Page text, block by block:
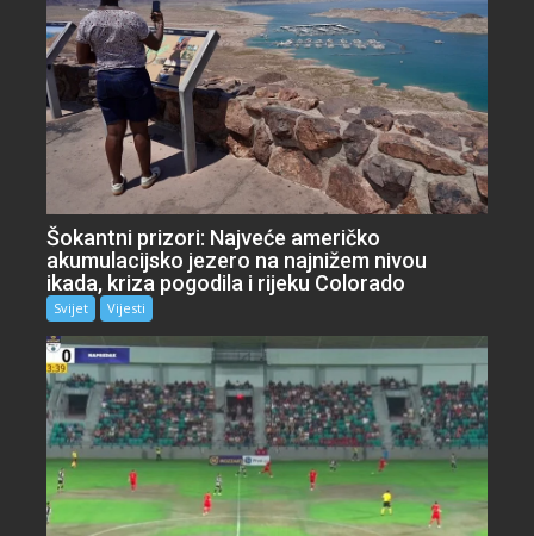
Šokantni prizori: Najveće američko
akumulacijsko jezero na najnižem nivou
ikada, kriza pogodila i rijeku Colorado
Svijet Vijesti